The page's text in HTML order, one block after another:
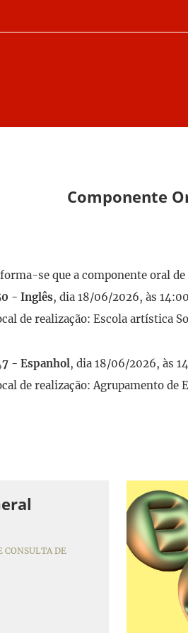
Componente
se que a componente oral
- Inglês, dia 18/06/2026, às
de realização: Escola artística
- Espanhol, dia 18/06/2026, às
de realização: Agrupamento de
CONSULTA DE